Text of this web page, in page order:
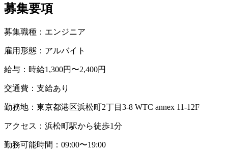
募集要項
募集職種： エンジニア
雇用形態： アルバイト
給与： 時給1,300円〜2,400円
交通費： 支給あり
勤務地： 東京都港区浜松町2丁目3-8 WTC annex 11-12F
アクセス： 浜松町駅から徒歩1分
勤務可能時間： 09:00〜19:00